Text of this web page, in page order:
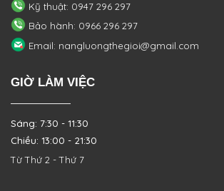
Kỹ thuật: 0947 296 297
Bảo hành: 0966 296 297
Email: nangluongthegioi@gmail.com
GIỜ LÀM VIỆC
Sáng: 7:30 - 11:30
Chiều: 13:00 - 21:30
Từ Thứ 2 - Thứ 7